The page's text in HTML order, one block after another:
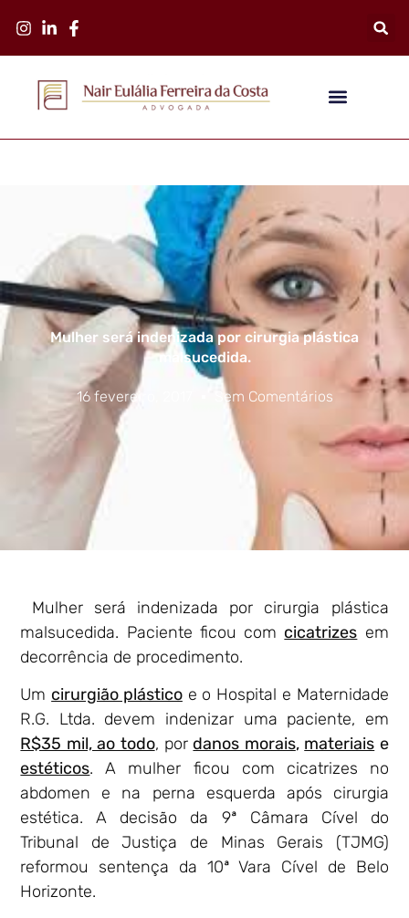
Mulher será indenizada por cirurgia plástica
malsucedida.
16 fevereiro, 2017 Sem Comentários
Mulher será indenizada por cirurgia plástica
malsucedida. Paciente ficou com cicatrizes em
decorrência de procedimento.
Um cirurgião plásticoe o Hospital e Maternidade
R.G. Ltda. devem indenizar uma paciente, em
R$35 mil, ao todo, por danos morais, materiais e
estéticos. A mulher ficou com cicatrizes no
abdomen e na perna esquerda após cirurgia
estética. A decisão da 9ª Câmara Cível do
Tribunal de Justiça de Minas Gerais (TJMG)
reformou sentença da 10ª Vara Cível de Belo
Horizonte.